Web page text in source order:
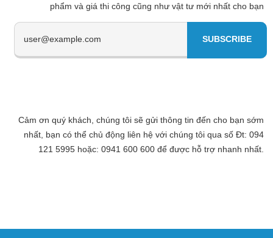
phẩm và giá thi công cũng như vật tư mới nhất cho bạn
Cảm ơn quý khách, chúng tôi sẽ gửi thông tin đến cho bạn sớm
nhất, bạn có thể chủ động liên hệ với chúng tôi qua số Đt: 094
121 5995 hoặc: 0941 600 600 để được hỗ trợ nhanh nhất.